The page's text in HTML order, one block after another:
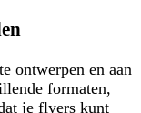
ontwerpen en aan
formaten,
je flyers kunt